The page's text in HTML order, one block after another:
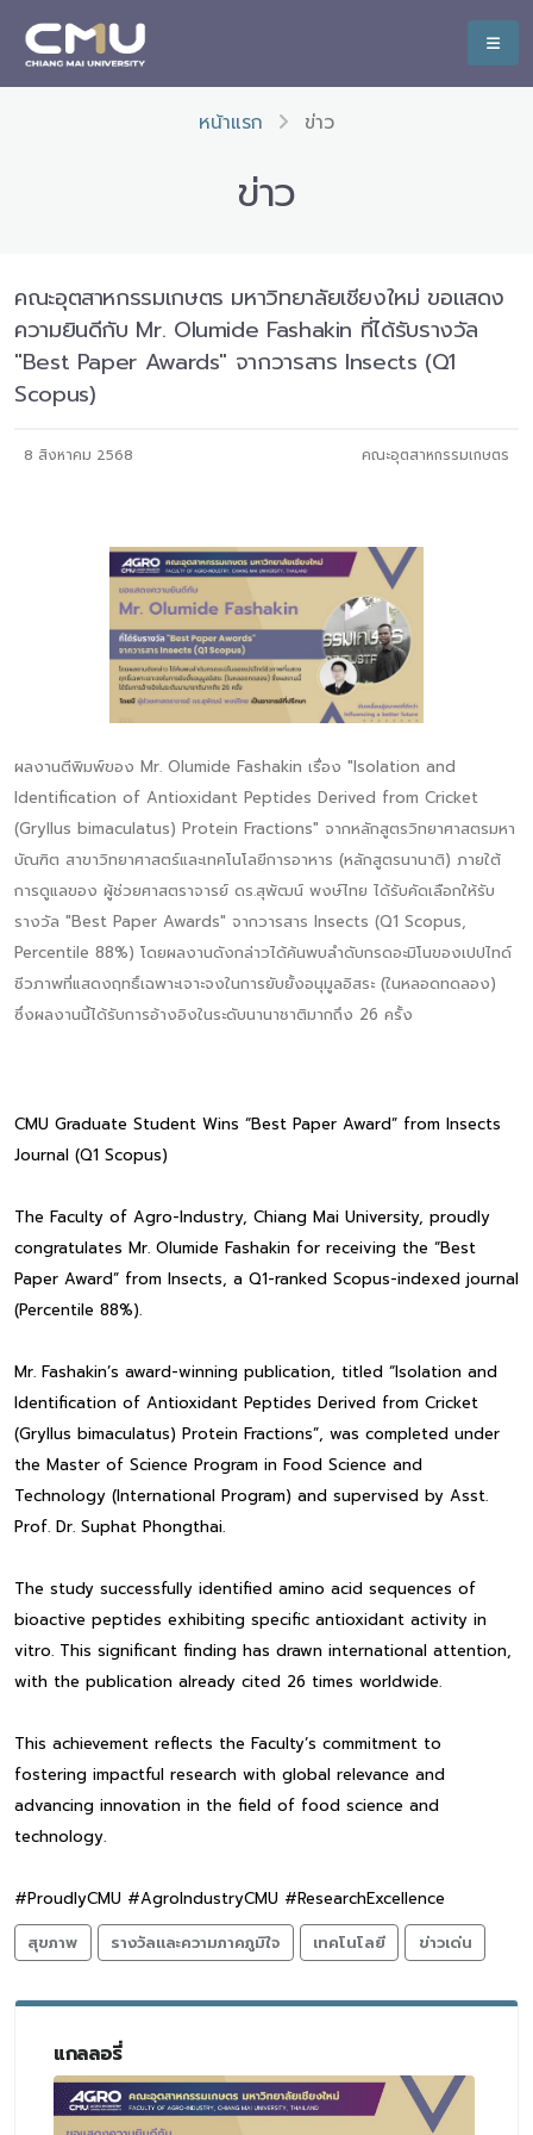
หน้าแรก ข่าว
ข่าว
คณะอุตสาหกรรมเกษตร มหาวิทยาลัยเชียงใหม่ ขอแสดง
ความยินดีกับ Mr. Olumide Fashakin ที่ได้รับรางวัล
"Best Paper Awards" จากวารสาร Insects (Q1
Scopus)
8 สิงหาคม 2568 คณะอุตสาหกรรมเกษตร
ผลงานตีพิมพ์ของ Mr. Olumide Fashakin เรื่อง "Isolation and
Identification of Antioxidant Peptides Derived from Cricket
(Gryllus bimaculatus) Protein Fractions" จากหลักสูตรวิทยาศาสตรมหา
บัณฑิต สาขาวิทยาศาสตร์และเทคโนโลยีการอาหาร (หลักสูตรนานาติ) ภายใต้
การดูแลของ ผู้ช่วยศาสตราจารย์ ดร.สุพัฒน์ พงษ์ไทย ได้รับคัดเลือกให้รับ
รางวัล "Best Paper Awards" จากวารสาร Insects (Q1 Scopus,
Percentile 88%) โดยผลงานดังกล่าวได้ค้นพบลำดับกรดอะมิโนของเปปไทด์
ชีวภาพที่แสดงฤทธิ์เฉพาะเจาะจงในการยับยั้งอนุมูลอิสระ (ในหลอดทดลอง)
ซึ่งผลงานนี้ได้รับการอ้างอิงในระดับนานาชาติมากถึง 26 ครั้ง
CMU Graduate Student Wins “Best Paper Award” from Insects
Journal (Q1 Scopus)
The Faculty of Agro-Industry, Chiang Mai University, proudly
congratulates Mr. Olumide Fashakin for receiving the “Best
Paper Award” from Insects, a Q1-ranked Scopus-indexed journal
(Percentile 88%).
Mr. Fashakin’s award-winning publication, titled “Isolation and
Identification of Antioxidant Peptides Derived from Cricket
(Gryllus bimaculatus) Protein Fractions”, was completed under
the Master of Science Program in Food Science and
Technology (International Program) and supervised by Asst.
Prof. Dr. Suphat Phongthai.
The study successfully identified amino acid sequences of
bioactive peptides exhibiting specific antioxidant activity in
vitro. This significant finding has drawn international attention,
with the publication already cited 26 times worldwide.
This achievement reflects the Faculty’s commitment to
fostering impactful research with global relevance and
advancing innovation in the field of food science and
technology.
#ProudlyCMU #AgroIndustryCMU #ResearchExcellence
สุขภาพ
รางวัลและความภาคภูมิใจ เทคโนโลยี ข่าวเด่น
แกลลอรี่